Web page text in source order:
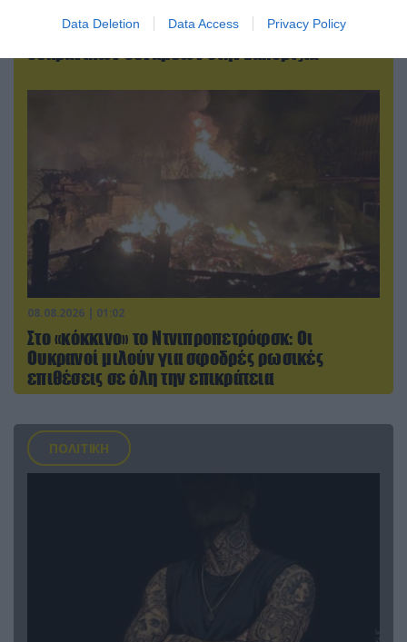
Data Deletion Data Access Privacy Policy
Βίντεο: Ρωσική βόμβα FAB-3000 «εξαφανίζει
από τον χάρτη» σημείο διέλευσης των
08.08.2026 | 01:02
Στο «κόκκινο» το Ντνιπροπετρόφσκ: Οι
Ουκρανοί μιλούν για σφοδρές ρωσικές
επιθέσεις σε όλη την επικράτεια
ΠΟΛΙΤΙΚΗ